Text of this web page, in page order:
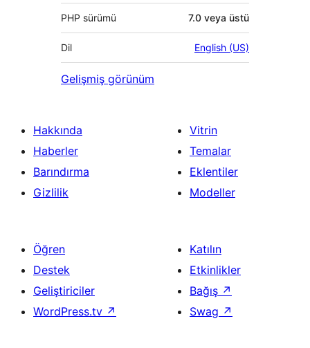
PHP sürümü 7.0 veya üstü
Dil English (US)
Gelişmiş görünüm
Hakkında
Haberler
Barındırma
Gizlilik
Vitrin
Temalar
Eklentiler
Modeller
Öğren
Destek
Geliştiriciler
WordPress.tv ↗
Katılın
Etkinlikler
Bağış ↗
Swag ↗